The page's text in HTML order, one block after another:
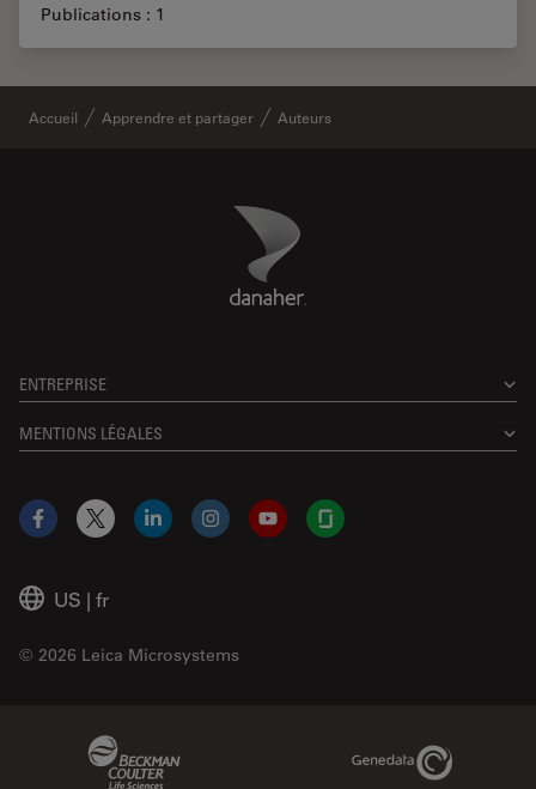
Publications : 1
Accueil Apprendre et partager Auteurs
Danaher Logo
ENTREPRISE
MENTIONS LÉGALES
US | fr
© 2026 Leica Microsystems
Facebook
X LinkedInInstagramYouTubeGlassdoor
Genedata Link